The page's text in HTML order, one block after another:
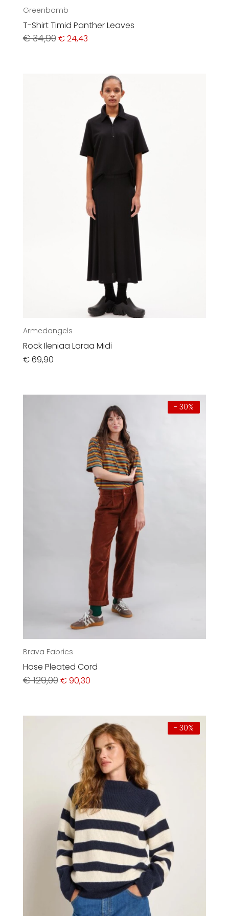
Greenbomb
T-Shirt Timid Panther Leaves
€34,90Ursprünglicher
Preis
€24,43Aktueller
Armedangels
Rock Ileniaa Laraa Midi
€69,90
- 30%
Brava Fabrics
Hose Pleated Cord
€129,00Ursprünglicher
Preis
€90,30Aktueller
- 30%